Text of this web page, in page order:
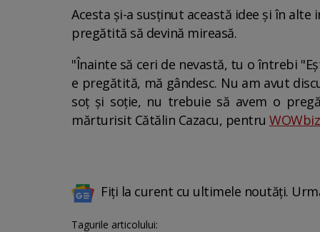
Acesta și-a susținut această idee și în
pregătită să devină mireasă.
"Înainte să ceri de nevastă, tu o întrebi
e pregătită, mă gândesc. Nu am avut
soț și soție, nu trebuie să avem o
mărturisit Cătălin Cazacu, pentru
Fiți la curent cu ultimele noutăți.
Tagurile articolului: